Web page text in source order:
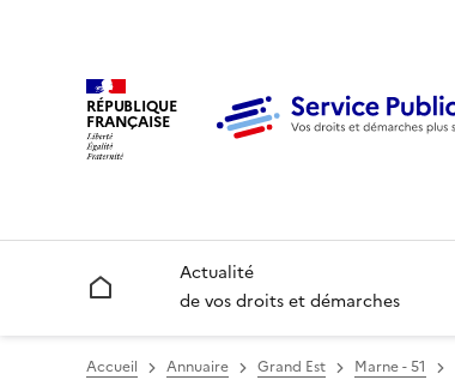
RÉPUBLIQUE
FRANÇAISE
Accueil
Actualité
de vos droits et démarches
Accueil Annuaire Grand Est Marne - 51